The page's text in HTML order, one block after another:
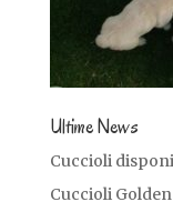
Ultime News
Cuccioli
Cuccioli